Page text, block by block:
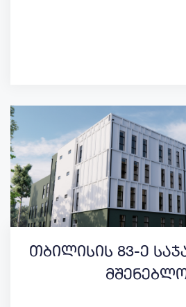
თბილისის 83-ე